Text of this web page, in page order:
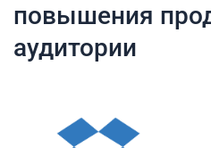
повышения
аудитории